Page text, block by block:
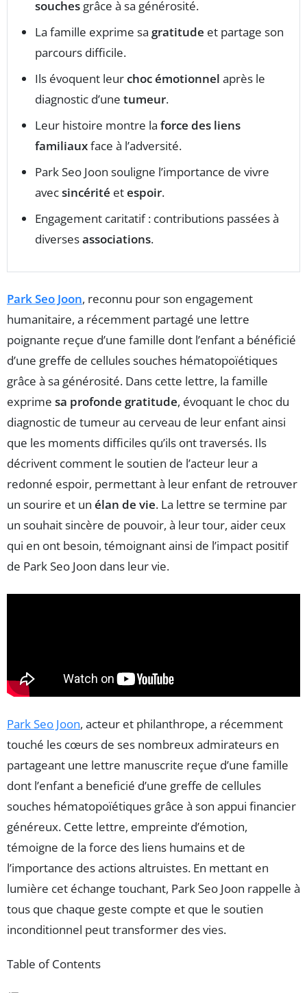
souches grâce à sa générosité.
La famille exprime sa gratitude et partage son
parcours difficile.
Ils évoquent leurchoc émotionnel après le
diagnostic d’une tumeur.
Leur histoire montre la force des liens
familiauxface à l’adversité.
Park Seo Joon souligne l’importance de vivre
avecsincérité etespoir.
Engagement caritatif : contributions passées à
diversesassociations.
Park Seo Joon, reconnu pour son engagement
humanitaire, a récemment partagé une lettre
poignante reçue d’une famille dont l’enfant a bénéficié
d’une greffe de cellules souches hématopoïétiques
grâce à sa générosité. Dans cette lettre, la famille
exprime sa profonde gratitude, évoquant le choc du
diagnostic de tumeur au cerveau de leur enfant ainsi
que les moments difficiles qu’ils ont traversés. Ils
décrivent comment le soutien de l’acteur leur a
redonné espoir, permettant à leur enfant de retrouver
un sourire et un élan de vie. La lettre se termine par
un souhait sincère de pouvoir, à leur tour, aider ceux
qui en ont besoin, témoignant ainsi de l’impact positif
de Park Seo Joon dans leur vie.
Park Seo Joon, acteur et philanthrope, a récemment
touché les cœurs de ses nombreux admirateurs en
partageant une lettre manuscrite reçue d’une famille
dont l’enfant a beneficié d’une greffe de cellules
souches hématopoïétiques grâce à son appui financier
généreux. Cette lettre, empreinte d’émotion,
témoigne de la force des liens humains et de
l’importance des actions altruistes. En mettant en
lumière cet échange touchant, Park Seo Joon rappelle à
tous que chaque geste compte et que le soutien
inconditionnel peut transformer des vies.
Table of Contents